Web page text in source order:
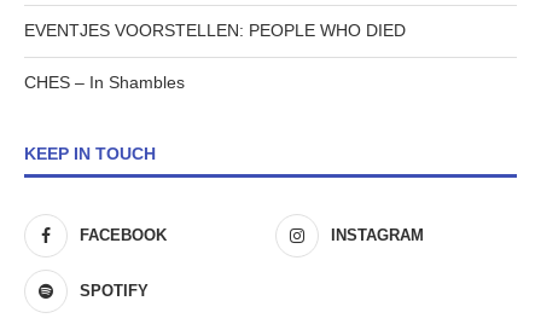
EVENTJES VOORSTELLEN: PEOPLE WHO DIED
CHES – In Shambles
KEEP IN TOUCH
FACEBOOK INSTAGRAM
SPOTIFY